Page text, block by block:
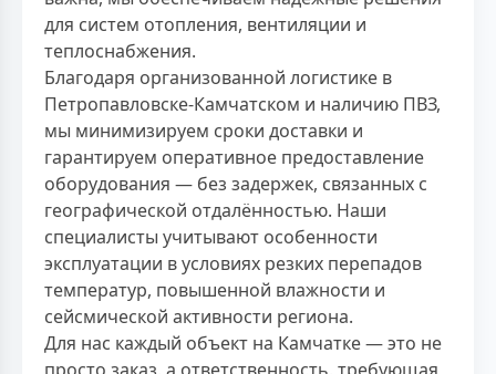
для систем отопления, вентиляции и
теплоснабжения.
Благодаря организованной логистике в
Петропавловске-Камчатском и наличию ПВЗ,
мы минимизируем сроки доставки и
гарантируем оперативное предоставление
оборудования — без задержек, связанных с
географической отдалённостью. Наши
специалисты учитывают особенности
эксплуатации в условиях резких перепадов
температур, повышенной влажности и
сейсмической активности региона.
Для нас каждый объект на Камчатке — это не